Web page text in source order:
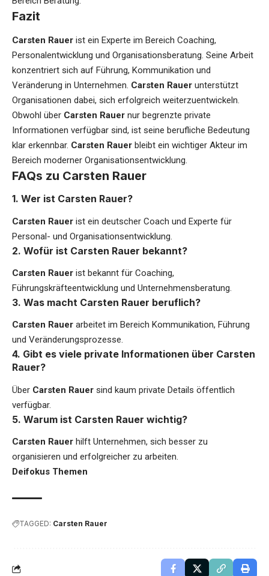
Fazit
Carsten Rauer ist ein Experte im Bereich Coaching,
Personalentwicklung und Organisationsberatung. Seine Arbeit
konzentriert sich auf Führung, Kommunikation und
Veränderung in Unternehmen. Carsten Rauer unterstützt
Organisationen dabei, sich erfolgreich weiterzuentwickeln.
Obwohl über Carsten Rauer nur begrenzte private
Informationen verfügbar sind, ist seine berufliche Bedeutung
klar erkennbar. Carsten Rauer bleibt ein wichtiger Akteur im
Bereich moderner Organisationsentwicklung.
FAQs zu Carsten Rauer
1. Wer ist Carsten Rauer?
Carsten Rauer ist ein deutscher Coach und Experte für
Personal- und Organisationsentwicklung.
2. Wofür ist Carsten Rauer bekannt?
Carsten Rauer ist bekannt für Coaching,
Führungskräfteentwicklung und Unternehmensberatung.
3. Was macht Carsten Rauer beruflich?
Carsten Rauer arbeitet im Bereich Kommunikation, Führung
und Veränderungsprozesse.
4. Gibt es viele private Informationen über Carsten
Rauer?
Über Carsten Rauer sind kaum private Details öffentlich
verfügbar.
5. Warum ist Carsten Rauer wichtig?
Carsten Rauer hilft Unternehmen, sich besser zu
organisieren und erfolgreicher zu arbeiten.
Deifokus Themen
TAGGED: Carsten Rauer